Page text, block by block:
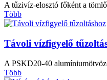
A tűzivíz-elosztó főként a
Több
Távoli vízfigyelő
A PSKD20-40
Több